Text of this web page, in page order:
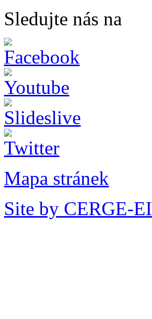
Sledujte nás na
Mapa stránek
Site by CERGE-EI